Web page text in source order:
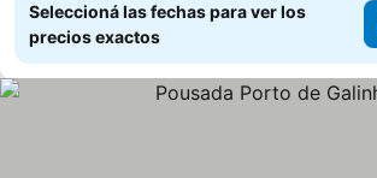
Seleccioná las fechas para ver los
precios exactos